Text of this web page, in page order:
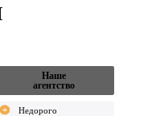
Наше
агентство